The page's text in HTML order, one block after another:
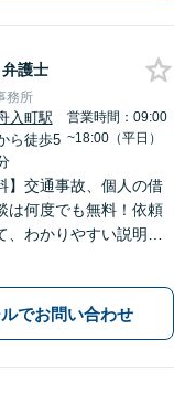
弁護士
務所
入町駅
ら徒歩5
営業時間：09:00
~18:00（平日）
】交通事故、個人の借
は何度でも無料！依頼
、わかりやすい説明を
さい【WEB面談可】
町駅・土橋駅徒歩5分】
ルでお問い合わせ